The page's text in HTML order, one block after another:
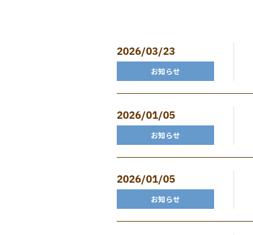
2026/03/23
お知らせ
2026/01/05
お知らせ
2026/01/05
お知らせ